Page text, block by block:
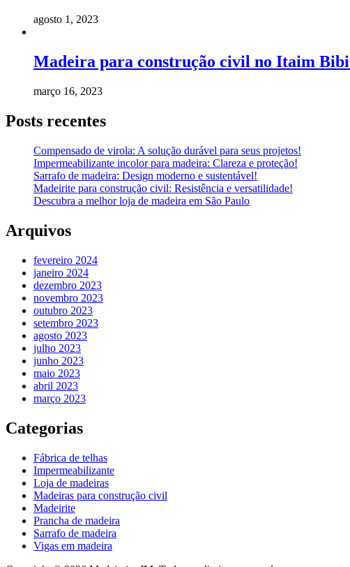
agosto 1, 2023
Madeira para construção civil no Itaim Bibi:
março 16, 2023
Posts recentes
Compensado de virola: A solução durável para seus projetos!
Impermeabilizante incolor para madeira: Clareza e proteção!
Sarrafo de madeira: Design moderno e sustentável!
Madeirite para construção civil: Resistência e versatilidade!
Descubra a melhor loja de madeira em São Paulo
Arquivos
fevereiro 2024
janeiro 2024
dezembro 2023
novembro 2023
outubro 2023
setembro 2023
agosto 2023
julho 2023
junho 2023
maio 2023
abril 2023
março 2023
Categorias
Fábrica de telhas
Impermeabilizante
Loja de madeiras
Madeiras para construção civil
Madeirite
Prancha de madeira
Sarrafo de madeira
Vigas em madeira